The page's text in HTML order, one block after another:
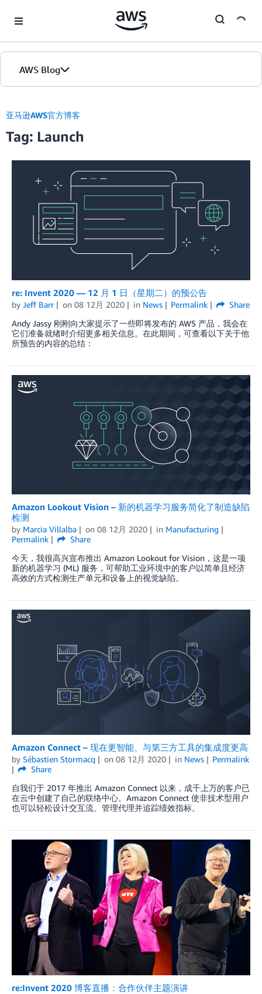
AWS Blog
首页
版本
亚马逊AWS官方博客
Tag: Launch
re: Invent 2020 — 12 月 1 日（星期二）的预公告
by Jeff Barr on 08 12月 2020 in News Permalink
Share
Andy Jassy 刚刚向大家提示了一些即将发布的 AWS 产品，我会在
它们准备就绪时介绍更多相关信息。在此期间，可查看以下关于他
所预告的内容的总结：
Amazon Lookout Vision – 新的机器学习服务简化了制造缺陷
检测
by Marcia Villalba on 08 12月 2020 in Manufacturing
Permalink
Share
今天，我很高兴宣布推出 Amazon Lookout for Vision，这是一项
新的机器学习 (ML) 服务，可帮助工业环境中的客户以简单且经济
高效的方式检测生产单元和设备上的视觉缺陷。
Amazon Connect – 现在更智能、与第三方工具的集成度更高
by Sébastien Stormacq on 08 12月 2020 in News
Permalink
Share
自我们于 2017 年推出 Amazon Connect 以来，成千上万的客户已
在云中创建了自己的联络中心。Amazon Connect 使非技术型用户
也可以轻松设计交互流、管理代理并追踪绩效指标。
re:Invent 2020 博客直播：合作伙伴主题演讲